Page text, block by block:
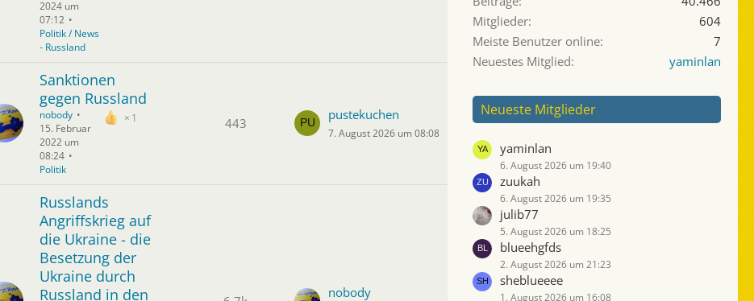
2024 um
07:12
Politik / News
- Russland
Sanktionen
gegen Russland
1
nobody
15. Februar
2022 um
08:24
Politik
443
pustekuchen
7. August 2026 um 08:08
Russlands
Angriffskrieg auf
die Ukraine - die
Besetzung der
Ukraine durch
Russland in den
nobody
Mitglieder
604
Meiste Benutzer online
7
Neuestes Mitglied
yaminlan
Neueste Mitglieder
yaminlan
6. August 2026 um 19:40
zuukah
6. August 2026 um 19:35
julib77
5. August 2026 um 18:25
blueehgfds
2. August 2026 um 21:23
sheblueeee
1. August 2026 um 16:08